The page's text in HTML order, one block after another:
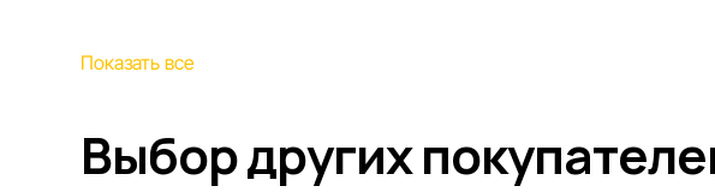
Показать все
Выбор других